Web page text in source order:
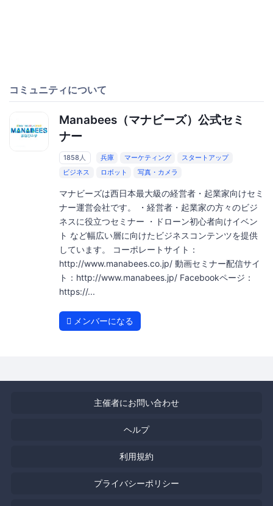
コミュニティについて
Manabees（マナビーズ）公式セミ
ナー
1858人 兵庫 マーケティング
スタートアップ
ビジネス
ロボット 写真・カメラ
マナビーズは西日本最大級の経営者・起業家向けセミ
ナー運営会社です。 ・経営者・起業家の方々のビジ
ネスに役立つセミナー ・ドローン初心者向けイベン
ト など幅広い層に向けたビジネスコンテンツを提供
しています。 コーポレートサイト：
http://www.manabees.co.jp/ 動画セミナー配信サイ
ト：http://www.manabees.jp/ Facebookページ：
https://...
メンバーになる
主催者にお問い合わせ
ヘルプ
利用規約
プライバシーポリシー